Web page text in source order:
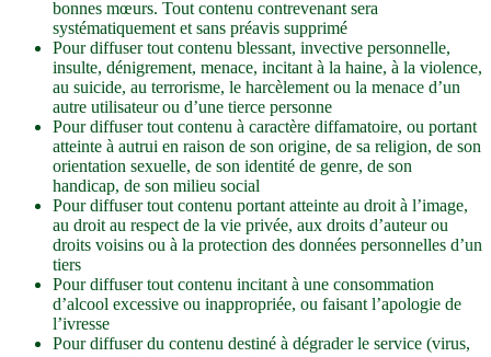
bonnes mœurs. Tout contenu contrevenant sera
systématiquement et sans préavis supprimé
Pour diffuser tout contenu blessant, invective personnelle,
insulte, dénigrement, menace, incitant à la haine, à la violence,
au suicide, au terrorisme, le harcèlement ou la menace d’un
autre utilisateur ou d’une tierce personne
Pour diffuser tout contenu à caractère diffamatoire, ou portant
atteinte à autrui en raison de son origine, de sa religion, de son
orientation sexuelle, de son identité de genre, de son
handicap, de son milieu social
Pour diffuser tout contenu portant atteinte au droit à l’image,
au droit au respect de la vie privée, aux droits d’auteur ou
droits voisins ou à la protection des données personnelles d’un
tiers
Pour diffuser tout contenu incitant à une consommation
d’alcool excessive ou inappropriée, ou faisant l’apologie de
l’ivresse
Pour diffuser du contenu destiné à dégrader le service (virus,